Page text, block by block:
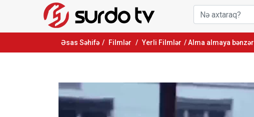
Əsas Səhifə / Filmlər / Yerli Filmlər / Alma almaya bənzər